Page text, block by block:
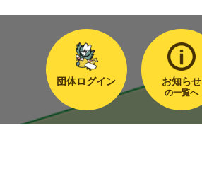
団体ログイン お知らせ
の一覧へ